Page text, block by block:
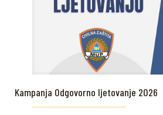
Kampanja Odgovorno ljetovanje 2026